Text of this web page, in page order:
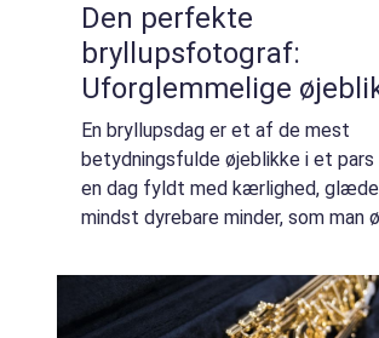
Den perfekte
bryllupsfotograf:
Uforglemmelige
En bryllupsdag er et af de mest
betydningsfulde øjeblikke i et pars
en dag fyldt med kærlighed,
mindst dyrebare minder, som man
bryllupsfo...